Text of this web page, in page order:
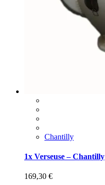
Chantilly
1x Verseuse – Chantilly
169,30 €